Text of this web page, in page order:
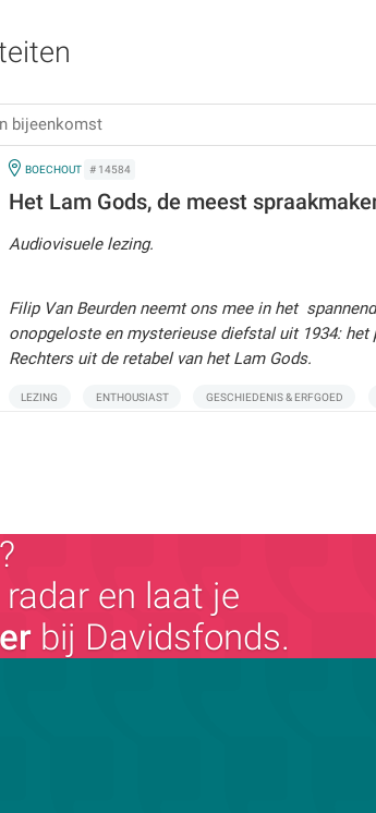
IN
BOECHOUT # 14584
Het Lam Gods, de meest
Audiovisuele lezing.
Filip Van Beurden neemt ons mee in het
onopgeloste en mysterieuse diefstal uit 1934: het
Rechters uit de retabel van het Lam Gods.
LEZING ENTHOUSIAST GESCHIEDENIS & ERFGOED
en laat je
bij Davidsfonds.